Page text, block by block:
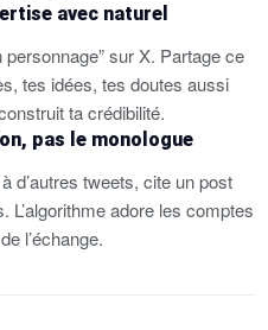
avec naturel
personnage” sur X. Partage ce
tes idées, tes doutes aussi
ta crédibilité.
pas le monologue
d’autres tweets, cite un post
L’algorithme adore les comptes
l’échange.